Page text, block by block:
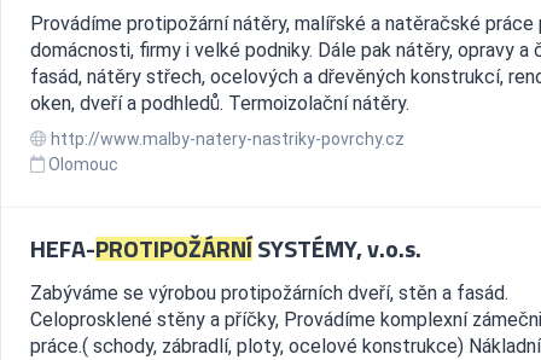
Provádíme protipožární nátěry, malířské a natěračské práce
domácnosti, firmy i velké podniky. Dále pak nátěry, opravy a
fasád, nátěry střech, ocelových a dřevěných konstrukcí,
oken, dveří a podhledů. Termoizolační nátěry.
http://www.malby-natery-nastriky-povrchy.cz
Olomouc
HEFA-PROTIPOŽÁRNÍSYSTÉMY, v.o.s.
Zabýváme se výrobou protipožárních dveří, stěn a fasád.
Celoprosklené stěny a příčky, Provádíme komplexní
práce.( schody, zábradlí, ploty, ocelové konstrukce)